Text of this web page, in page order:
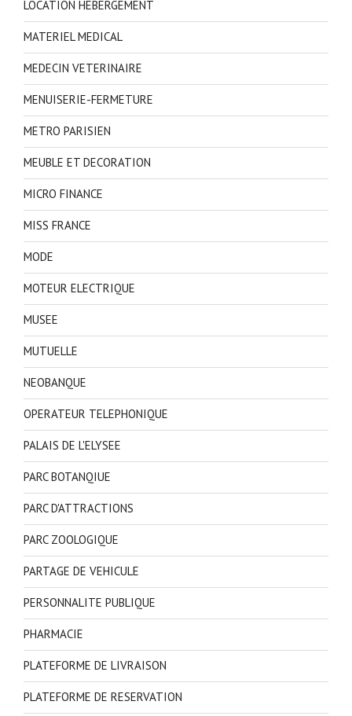
LOCATION HEBERGEMENT
MATERIEL MEDICAL
MEDECIN VETERINAIRE
MENUISERIE-FERMETURE
METRO PARISIEN
MEUBLE ET DECORATION
MICRO FINANCE
MISS FRANCE
MODE
MOTEUR ELECTRIQUE
MUSEE
MUTUELLE
NEOBANQUE
OPERATEUR TELEPHONIQUE
PALAIS DE L'ELYSEE
PARC BOTANQIUE
PARC D'ATTRACTIONS
PARC ZOOLOGIQUE
PARTAGE DE VEHICULE
PERSONNALITE PUBLIQUE
PHARMACIE
PLATEFORME DE LIVRAISON
PLATEFORME DE RESERVATION